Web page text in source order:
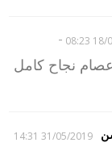
18/
-
نجاح كامل
31/05/2019 14:31